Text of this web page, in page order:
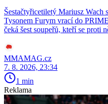
Šestačtyřicetiletý Mariusz Wach
Tysonem Furym vrací do
čeká šest soupeřů, kteří se proti
MMAMAG.cz
7. 8. 2026, 23:34
1 min
Reklama